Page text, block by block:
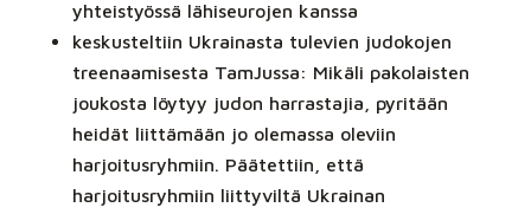
yhteistyössä lähiseurojen kanssa
keskusteltiin Ukrainasta tulevien judokojen
treenaamisesta TamJussa: Mikäli pakolaisten
joukosta löytyy judon harrastajia, pyritään
heidät liittämään jo olemassa oleviin
harjoitusryhmiin. Päätettiin, että
harjoitusryhmiin liittyviltä Ukrainan